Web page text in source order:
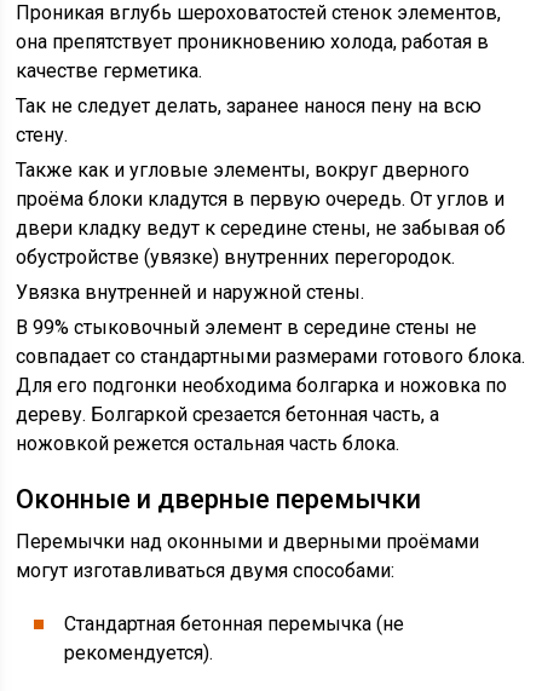
Проникая вглубь шероховатостей стенок элементов,
она препятствует проникновению холода, работая в
качестве герметика.
Так не следует делать, заранее нанося пену на всю
стену.
Также как и угловые элементы, вокруг дверного
проёма блоки кладутся в первую очередь. От углов и
двери кладку ведут к середине стены, не забывая об
обустройстве (увязке) внутренних перегородок.
Увязка внутренней и наружной стены.
В 99% стыковочный элемент в середине стены не
совпадает со стандартными размерами готового блока.
Для его подгонки необходима болгарка и ножовка по
дереву. Болгаркой срезается бетонная часть, а
ножовкой режется остальная часть блока.
Оконные и дверные перемычки
Перемычки над оконными и дверными проёмами
могут изготавливаться двумя способами:
Стандартная бетонная перемычка (не
рекомендуется).